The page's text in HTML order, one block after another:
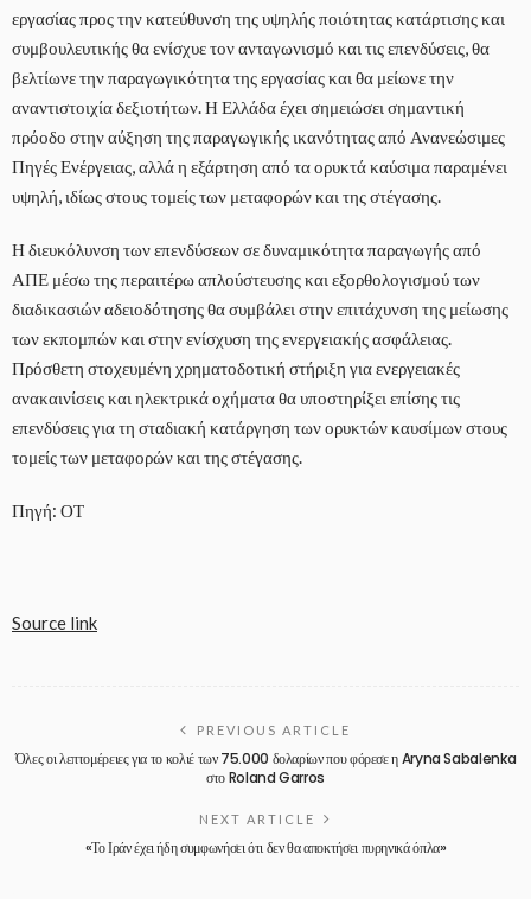
εργασίας προς την κατεύθυνση της υψηλής ποιότητας κατάρτισης και
συμβουλευτικής θα ενίσχυε τον ανταγωνισμό και τις επενδύσεις, θα
βελτίωνε την παραγωγικότητα της εργασίας και θα μείωνε την
αναντιστοιχία δεξιοτήτων. Η Ελλάδα έχει σημειώσει σημαντική
πρόοδο στην αύξηση της παραγωγικής ικανότητας από Ανανεώσιμες
Πηγές Ενέργειας, αλλά η εξάρτηση από τα ορυκτά καύσιμα παραμένει
υψηλή, ιδίως στους τομείς των μεταφορών και της στέγασης.
Η διευκόλυνση των επενδύσεων σε δυναμικότητα παραγωγής από
ΑΠΕ μέσω της περαιτέρω απλούστευσης και εξορθολογισμού των
διαδικασιών αδειοδότησης θα συμβάλει στην επιτάχυνση της μείωσης
των εκπομπών και στην ενίσχυση της ενεργειακής ασφάλειας.
Πρόσθετη στοχευμένη χρηματοδοτική στήριξη για ενεργειακές
ανακαινίσεις και ηλεκτρικά οχήματα θα υποστηρίξει επίσης τις
επενδύσεις για τη σταδιακή κατάργηση των ορυκτών καυσίμων στους
τομείς των μεταφορών και της στέγασης.
Πηγή: ΟΤ
Source link
PREVIOUS ARTICLE
Όλες οι λεπτομέρειες για το κολιέ των 75.000 δολαρίων που φόρεσε η Aryna Sabalenka
στο Roland Garros
NEXT ARTICLE
«Το Ιράν έχει ήδη συμφωνήσει ότι δεν θα αποκτήσει πυρηνικά όπλα»